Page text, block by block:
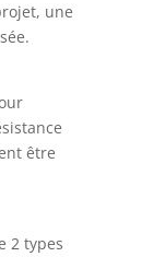
une
être
2 types